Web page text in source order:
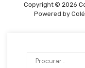
Copyright © 2026
Powered by